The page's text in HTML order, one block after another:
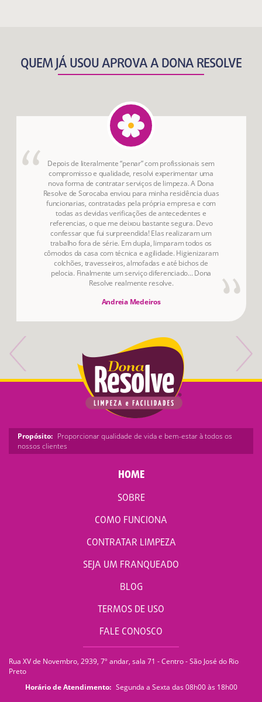
QUEM JÁ USOU APROVA A DONA RESOLVE
Depois de literalmente “penar” com profissionais sem
compromisso e qualidade, resolvi experimentar uma
nova forma de contratar serviços de limpeza. A Dona
Resolve de Sorocaba enviou para minha residência duas
funcionarias, contratadas pela própria empresa e com
todas as devidas verificações de antecedentes e
referencias, o que me deixou bastante segura. Devo
confessar que fui surpreendida! Elas realizaram um
trabalho fora de série. Em dupla, limparam todos os
cômodos da casa com técnica e agilidade. Higienizaram
colchões, travesseiros, almofadas e até bichos de
pelocia. Finalmente um serviço diferenciado... Dona
Resolve realmente resolve.
Andreia Medeiros
Propósito: Proporcionar qualidade de vida e bem-estar à todos os
nossos clientes
HOME
SOBRE
COMO FUNCIONA
CONTRATAR LIMPEZA
SEJA UM FRANQUEADO
BLOG
TERMOS DE USO
FALE CONOSCO
Rua XV de Novembro, 2939, 7º andar, sala 71 - Centro - São José do Rio
Preto
Horário de Atendimento: Segunda a Sexta das 08h00 às 18h00